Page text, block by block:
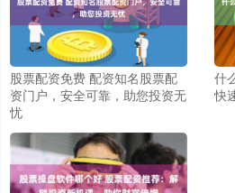
股票配资免费 配资知名股票配
资门户，安全可靠，助您投资无
忧
什
快